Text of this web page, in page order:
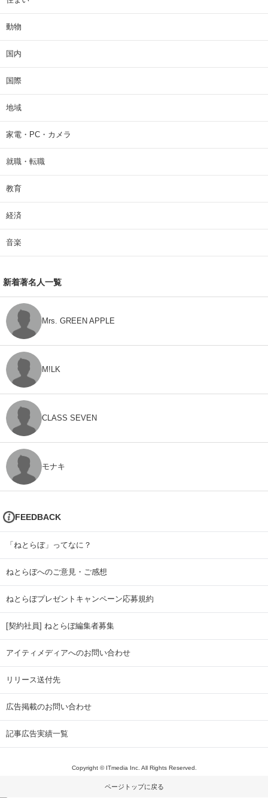
動物
国内
国際
地域
家電・PC・カメラ
就職・転職
教育
経済
音楽
新着著名人一覧
Mrs. GREEN APPLE
M!LK
CLASS SEVEN
モナキ
FEEDBACK
「ねとらぼ」ってなに？
ねとらぼへのご意見・ご感想
ねとらぼプレゼントキャンペーン応募規約
[契約社員] ねとらぼ編集者募集
アイティメディアへのお問い合わせ
リリース送付先
広告掲載のお問い合わせ
記事広告実績一覧
Copyright © ITmedia Inc. All Rights Reserved.
ページトップに戻る